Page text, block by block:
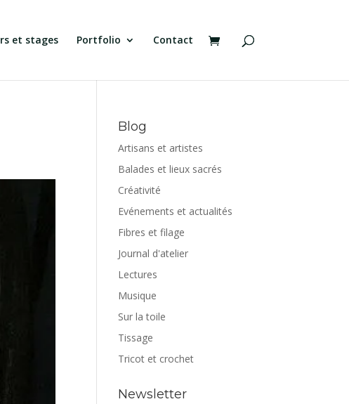
et stages Portfolio Contact
Blog
Artisans et artistes
Balades et lieux sacrés
Créativité
Evénements et actualités
Fibres et filage
Journal d'atelier
Lectures
Musique
Sur la toile
Tissage
Tricot et crochet
Newsletter